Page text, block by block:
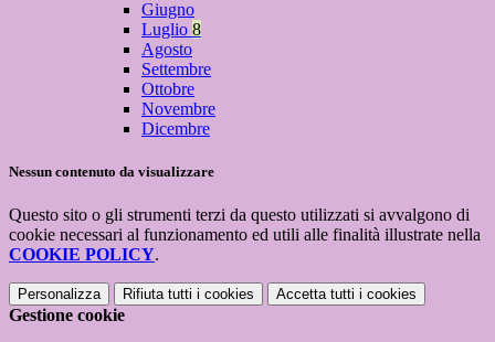
Giugno
Luglio 8
Agosto
Settembre
Ottobre
Novembre
Dicembre
Nessun contenuto da visualizzare
Questo sito o gli strumenti terzi da questo utilizzati si avvalgono di
cookie necessari al funzionamento ed utili alle finalità illustrate nella
COOKIE POLICY.
Personalizza Rifiuta tutti i cookies Accetta tutti i cookies
Gestione cookie